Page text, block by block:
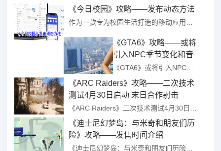
《今日校园》攻略——发布动态方法
《GTA6》攻略——或将
引入NPC季节变化和音
乐会元素
《ARC Raiders》攻略——二次技术
测试4月30日启动 末日合作射击
《迪士尼幻梦岛：与米奇和朋友们历
险》攻略——发售时间介绍
《迪士尼幻梦岛：与米奇和朋友们历险》发售时间介绍 ...